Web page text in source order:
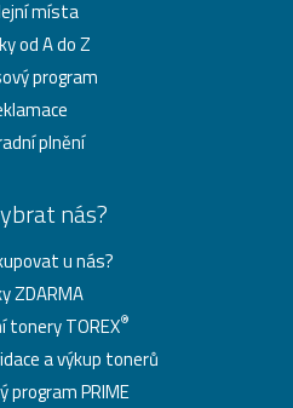
místa
od A do Z
program
plnění
nás?
u nás?
ZDARMA
TOREX®
a výkup tonerů
program PRIME